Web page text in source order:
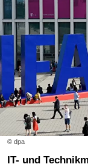
© dpa
IT- und